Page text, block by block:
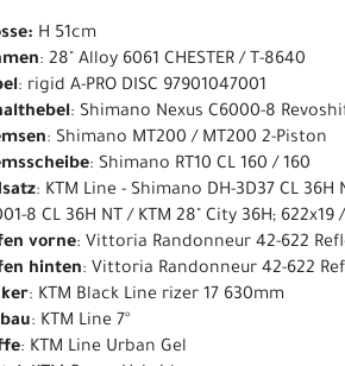
H 51cm
: 28" Alloy 6061 CHESTER / T-8640
: rigid A-PRO DISC 97901047001
: Shimano Nexus C6000-8
: Shimano MT200 / MT200 2-Piston
: Shimano RT10 CL 160 / 160
: KTM Line - Shimano DH-3D37 CL
8 CL 36H NT / KTM 28" City 36H;
vorne: Vittoria Randonneur 42-622
hinten: Vittoria Randonneur 42-622
: KTM Black Line rizer 17 630mm
: KTM Line 7°
: KTM Line Urban Gel